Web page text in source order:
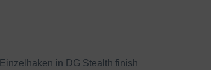
in DG Stealth finish